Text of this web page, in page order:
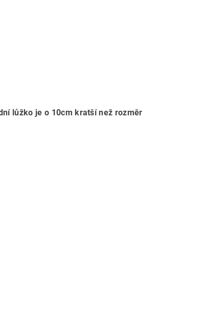
lůžko je o 10cm kratší než rozměr